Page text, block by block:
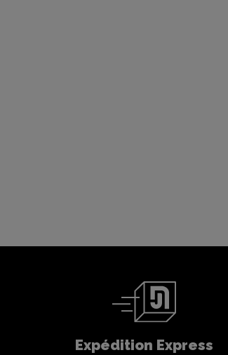
Expédition Express